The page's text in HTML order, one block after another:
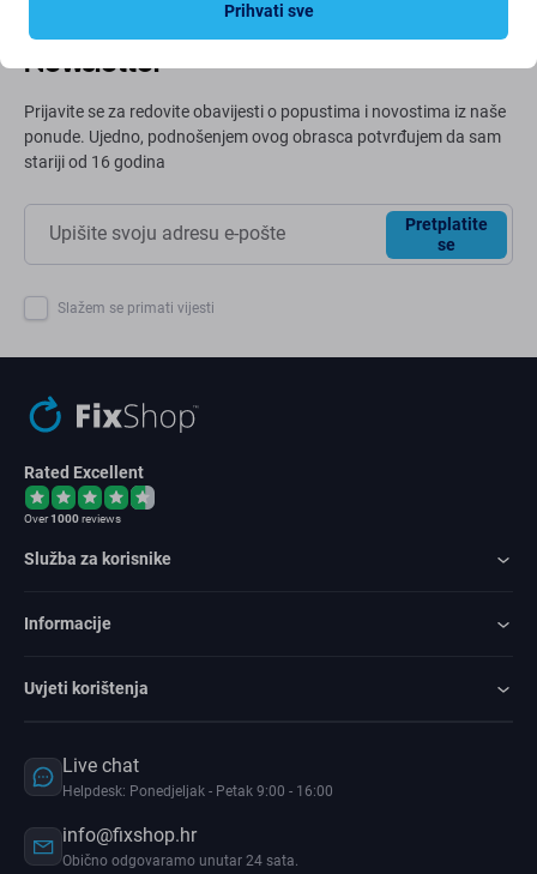
Newsletter
Prijavite se za redovite obavijesti o popustima i novostima iz naše
ponude. Ujedno, podnošenjem ovog obrasca potvrđujem da sam
stariji od 16 godina
Pretplatite
se
Slažem se primati vijesti
Rated Excellent
Over1000reviews
Služba za korisnike
Informacije
Uvjeti korištenja
Live chat
Helpdesk: Ponedjeljak - Petak 9:00 - 16:00
info@fixshop.hr
Obično odgovaramo unutar 24 sata.
Prihvati sve